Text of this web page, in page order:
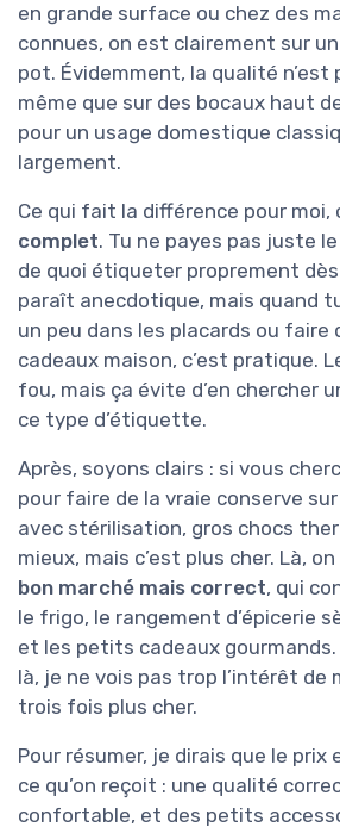
en grande surface ou chez des
connues, on est clairement sur
pot. Évidemment, la qualité
même que sur des bocaux haut
pour un usage domestique
largement.
Ce qui fait la différence pour moi,
complet. Tu ne payes pas juste
de quoi étiqueter proprement
paraît anecdotique, mais quand
un peu dans les placards ou faire
cadeaux maison, c’est pratique.
fou, mais ça évite d’en chercher
ce type d’étiquette.
Après, soyons clairs : si vous
pour faire de la vraie conserve
avec stérilisation, gros chocs
mieux, mais c’est plus cher. Là,
bon marché mais correct, qui
le frigo, le rangement d’épicerie
et les petits cadeaux gourmands.
là, je ne vois pas trop l’intérêt de
trois fois plus cher.
Pour résumer, je dirais que le
ce qu’on reçoit : une qualité
confortable, et des petits